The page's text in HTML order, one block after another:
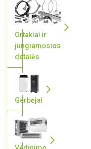
Ortakiai ir
jungiamosios
detalės
Gerbėjai
Vėdinimo